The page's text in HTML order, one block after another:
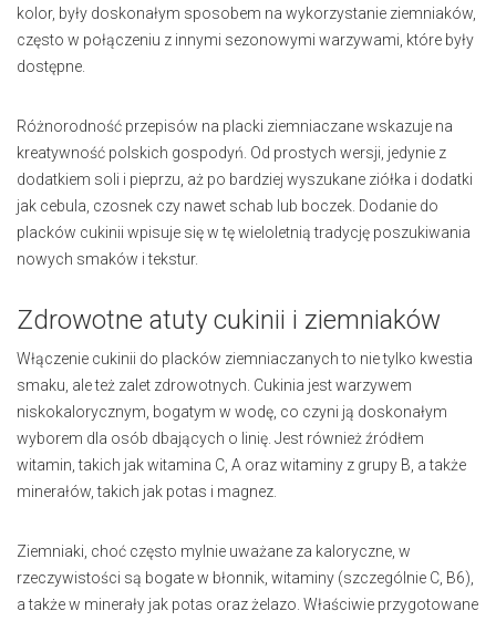
kolor, były doskonałym sposobem na wykorzystanie ziemniaków,
często w połączeniu z innymi sezonowymi warzywami, które były
dostępne.
Różnorodność przepisów na placki ziemniaczane wskazuje na
kreatywność polskich gospodyń. Od prostych wersji, jedynie z
dodatkiem soli i pieprzu, aż po bardziej wyszukane ziółka i dodatki
jak cebula, czosnek czy nawet schab lub boczek. Dodanie do
placków cukinii wpisuje się w tę wieloletnią tradycję poszukiwania
nowych smaków i tekstur.
Zdrowotne atuty cukinii i ziemniaków
Włączenie cukinii do placków ziemniaczanych to nie tylko kwestia
smaku, ale też zalet zdrowotnych. Cukinia jest warzywem
niskokalorycznym, bogatym w wodę, co czyni ją doskonałym
wyborem dla osób dbających o linię. Jest również źródłem
witamin, takich jak witamina C, A oraz witaminy z grupy B, a także
minerałów, takich jak potas i magnez.
Ziemniaki, choć często mylnie uważane za kaloryczne, w
rzeczywistości są bogate w błonnik, witaminy (szczególnie C, B6),
a także w minerały jak potas oraz żelazo. Właściwie przygotowane